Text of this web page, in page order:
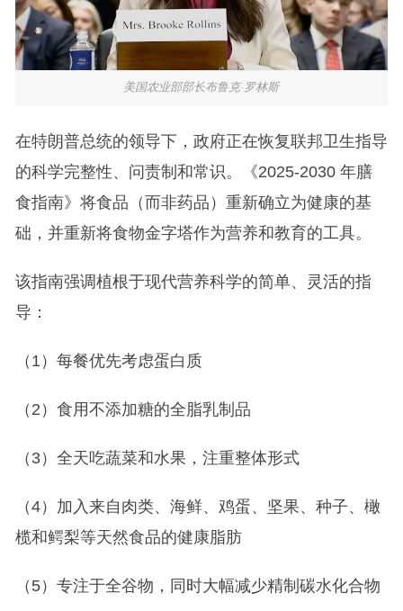
美国农业部部长布鲁克·罗林斯
在特朗普总统的领导下，政府正在恢复联邦卫生指导
的科学完整性、问责制和常识。《2025-2030 年膳
食指南》将食品（而非药品）重新确立为健康的基
础，并重新将食物金字塔作为营养和教育的工具。
该指南强调植根于现代营养科学的简单、灵活的指
导：
（1）每餐优先考虑蛋白质
（2）食用不添加糖的全脂乳制品
（3）全天吃蔬菜和水果，注重整体形式
（4）加入来自肉类、海鲜、鸡蛋、坚果、种子、橄
榄和鳄梨等天然食品的健康脂肪
（5）专注于全谷物，同时大幅减少精制碳水化合物